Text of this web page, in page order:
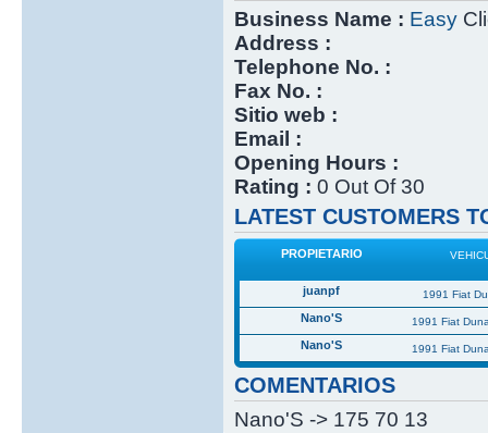
Business Name : Easy
Address :
Telephone No. :
Fax No. :
Sitio web :
Email :
Opening Hours :
Rating : 0 Out Of 30
LATEST CUSTOMERS
PROPIETARIO
juanpf 1991 Fiat
Nano'S 1991 Fiat
Nano'S 1991 Fiat
COMENTARIOS
Nano'S -> 175 70 13